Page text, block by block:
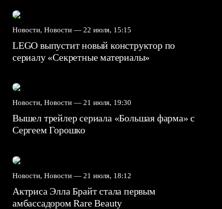
Новости, Новости — 22 июля, 15:15
LEGO выпустит новый конструктор по
сериалу «Секретные материалы»
Новости, Новости — 21 июля, 19:30
Вышел трейлер сериала «Большая фарма» с
Сергеем Горошко
Новости, Новости — 21 июля, 18:12
Актриса Элла Брайт стала первым
амбассадором Rare Beauty